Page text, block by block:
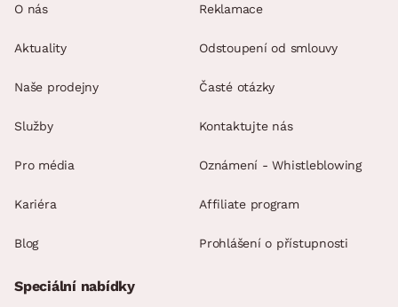
O nás
Aktuality
Naše prodejny
Služby
Pro média
Kariéra
Blog
Reklamace
Odstoupení od smlouvy
Časté otázky
Kontaktujte nás
Oznámení - Whistleblowing
Affiliate program
Prohlášení o přístupnosti
Speciální nabídky